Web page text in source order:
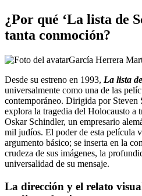
¿Por qué ‘La lista de
tanta conmoción?
García Herrera
Desde su estreno en 1993, La lista
universalmente como una de las
contemporáneo. Dirigida por Steven
explora la tragedia del Holocausto a
Oskar Schindler, un empresario
mil judíos. El poder de esta película
argumento básico; se inserta en la
crudeza de sus imágenes, la
universalidad de su mensaje.
La dirección y el relato